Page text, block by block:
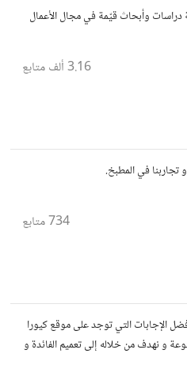
دراسات وأبحاث قيّمة في مجال الأعمال
3.16 ألف متابع
تجاربنا في المطبخ.
734متابع
الإجابات التي توجد على موقع كيورا
و نهدف من خلاله إلى تعميم الفائدة و